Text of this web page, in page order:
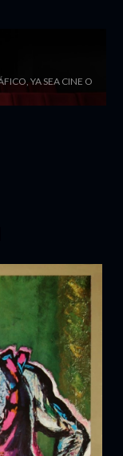
YA SEA CINE O